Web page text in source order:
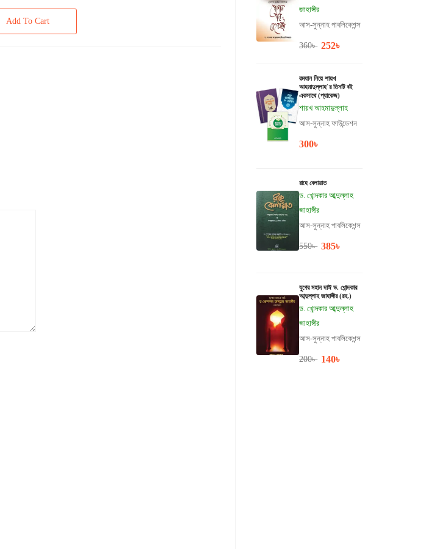
জাহাঙ্গীর
আস-সুন্নাহ পাবলিকেশন্স
360৳ 252৳
রমযান নিয়ে শায়খ
আহমাদুল্লাহ`র তিনটি বই
একসাথে (প্যাকেজ)
শায়খ আহমাদুল্লাহ
আস-সুন্নাহ ফাউন্ডেশন
300৳
রাহে বেলায়াত
ড. খোন্দকার আব্দুল্লাহ
জাহাঙ্গীর
আস-সুন্নাহ পাবলিকেশন্স
550৳ 385৳
যুগের মহান দাঈ ড. খোন্দকার
আব্দুল্লাহ জাহাঙ্গীর (রহ.)
ড. খোন্দকার আব্দুল্লাহ
জাহাঙ্গীর
আস-সুন্নাহ পাবলিকেশন্স
200৳ 140৳
Add To Cart